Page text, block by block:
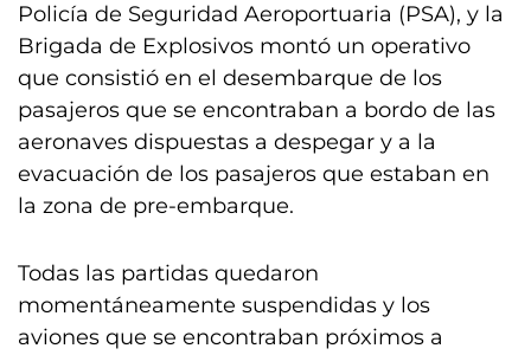
Policía de Seguridad Aeroportuaria (PSA), y la
Brigada de Explosivos montó un operativo
que consistió en el desembarque de los
pasajeros que se encontraban a bordo de las
aeronaves dispuestas a despegar y a la
evacuación de los pasajeros que estaban en
la zona de pre-embarque.
Todas las partidas quedaron
momentáneamente suspendidas y los
aviones que se encontraban próximos a